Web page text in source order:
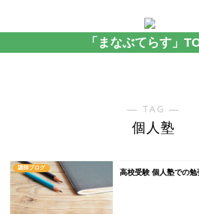
「まなぶてらす」
― TAG ―
個人塾
講師ブログ
高校受験 個人塾での勉